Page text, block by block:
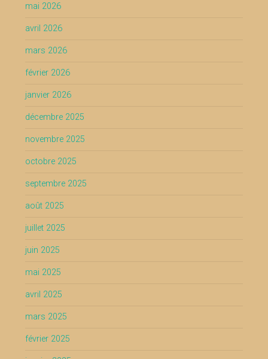
mai 2026
avril 2026
mars 2026
février 2026
janvier 2026
décembre 2025
novembre 2025
octobre 2025
septembre 2025
août 2025
juillet 2025
juin 2025
mai 2025
avril 2025
mars 2025
février 2025